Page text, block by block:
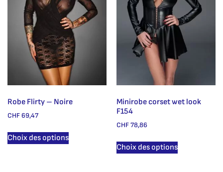
Robe Flirty – Noire
CHF69,47
Choix des options
Minirobe corset wet look
F154
CHF78,86
Choix des options